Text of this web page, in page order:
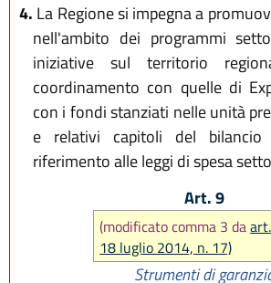
4. La Regione si impegna a
nell'ambito dei programmi
iniziative sul territorio
coordinamento con quelle di
con i fondi stanziati nelle unità
e relativi capitoli del bilancio
riferimento alle leggi di spesa
Art. 9
(modificato comma 3 da
18 luglio 2014, n. 17)
Strumenti di